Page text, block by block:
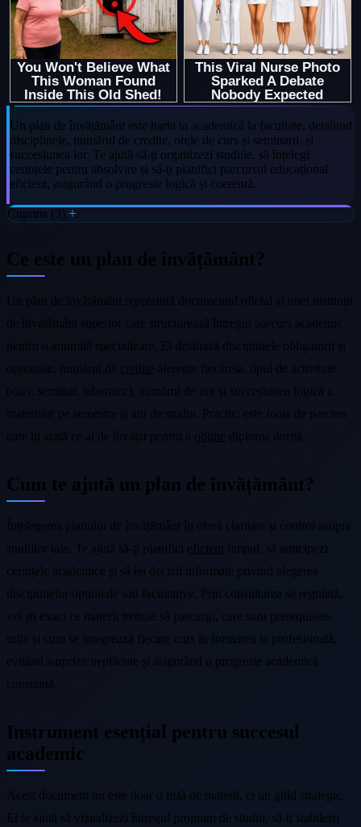
Un plan de învățământ este harta ta academică la facultate, detaliind
disciplinele, numărul de credite, orele de curs și seminarii, și
succesiunea lor. Te ajută să-ți organizezi studiile, să înțelegi
cerințele pentru absolvire și să-ți planifici parcursul educațional
eficient, asigurând o progresie logică și coerentă.
Cuprins (3)
Ce este un plan de învățământ?
Un plan de învățământ reprezintă documentul oficial al unei instituții
de învățământ superior care structurează întregul parcurs academic
pentru o anumită specializare. El detaliază disciplinele obligatorii și
opționale, numărul de credite aferente fiecăreia, tipul de activitate
(curs, seminar, laborator), numărul de ore și succesiunea logică a
materiilor pe semestre și ani de studiu. Practic, este foaia de parcurs
care îți arată ce ai de învățat pentru a obține diploma dorită.
Cum te ajută un plan de învățământ?
Înțelegerea planului de învățământ îți oferă claritate și control asupra
studiilor tale. Te ajută să-ți planifici eficient timpul, să anticipezi
cerințele academice și să iei decizii informate privind alegerea
disciplinelor opționale sau facultative. Prin consultarea sa regulată,
vei ști exact ce materii trebuie să parcurgi, care sunt prerequisite-
urile și cum se integrează fiecare curs în formarea ta profesională,
evitând surprize neplăcute și asigurând o progresie academică
constantă.
Instrument esențial pentru succesul
academic
Acest document nu este doar o listă de materii, ci un ghid strategic.
El te ajută să vizualizezi întregul program de studiu, să-ți stabilești